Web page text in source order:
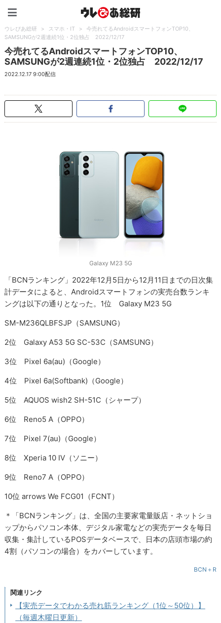
ウレぴあ総研 > スマホ・IT >
今売れてるAndroidスマートフォンTOP10、
SAMSUNGが2週連続1位・2位独占 2022/12/17
今売れてるAndroidスマートフォンTOP10、
SAMSUNGが2週連続1位・2位独占 2022/12/17
2022.12.17 9:00配信
Galaxy M23 5G
「BCNランキング」2022年12月5日から12月11日までの日次集
計データによると、Androidスマートフォンの実売台数ランキ
ングは以下の通りとなった。1位 Galaxy M23 5G
SM-M236QLBFSJP（SAMSUNG）
2位 Galaxy A53 5G SC-53C（SAMSUNG）
3位 Pixel 6a(au)（Google）
4位 Pixel 6a(Softbank)（Google）
5位 AQUOS wish2 SH-51C（シャープ）
6位 Reno5 A（OPPO）
7位 Pixel 7(au)（Google）
8位 Xperia 10 IV（ソニー）
9位 Reno7 A（OPPO）
10位 arrows We FCG01（FCNT）
＊「BCNランキング」は、全国の主要家電量販店・ネットショ
ップからパソコン本体、デジタル家電などの実売データを毎日
収集・集計しているPOSデータベースで、日本の店頭市場の約
4割（パソコンの場合）をカバーしています。
BCN＋R
関連リンク
【実売データでわかる売れ筋ランキング（1位～50位）】
（毎週木曜日更新）